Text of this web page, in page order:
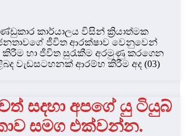
කාර්යාලය විසින් ක්‍රියාත්මක
ජීවිත ආරක්ෂාව වෙනුවෙන්
හා ජීවිත සුරැකීම අරමුණු කරගෙන
වැඩසටහනක් ආරම්භ කිරීම අද (03)
සදහා අපගේ යු ටියුබ්
සමග එක්වන්න.